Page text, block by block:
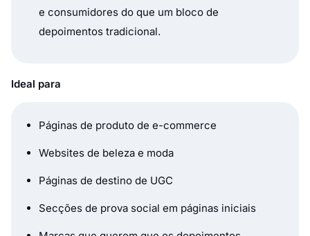
e consumidores do que um bloco de
depoimentos tradicional.
Ideal para
Páginas de produto de e-commerce
Websites de beleza e moda
Páginas de destino de UGC
Secções de prova social em páginas iniciais